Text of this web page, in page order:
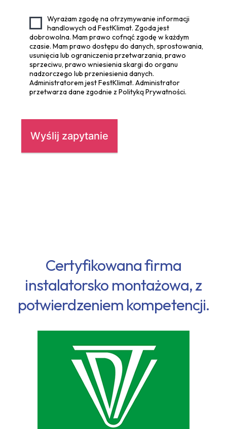
Wyrażam zgodę na otrzymywanie informacji
handlowych od FestKlimat. Zgoda jest
dobrowolna. Mam prawo cofnąć zgodę w każdym
czasie. Mam prawo dostępu do danych, sprostowania,
usunięcia lub ograniczenia przetwarzania, prawo
sprzeciwu, prawo wniesienia skargi do organu
nadzorczego lub przeniesienia danych.
Administratorem jest FestKlimat. Administrator
przetwarza dane zgodnie z Polityką Prywatności.
Certyfikowana firma
instalatorsko montażowa, z
potwierdzeniem kompetencji.